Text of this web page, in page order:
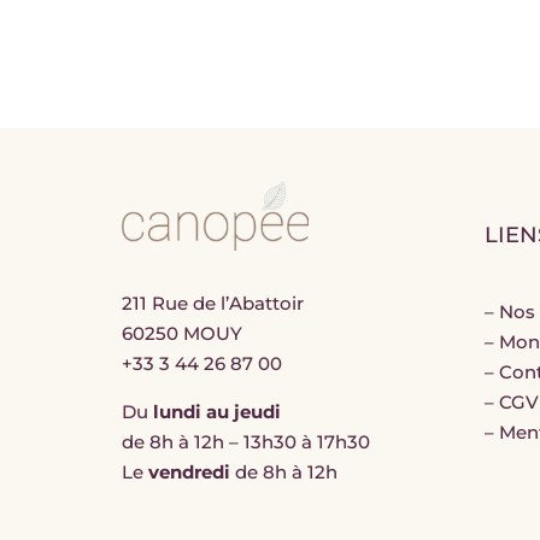
211 Rue de l’Abattoir
60250 MOUY
+33 3 44 26 87 00
Du lundi au jeudi
de 8h à 12h – 13h30 à 17h30
Le vendredi de 8h à 12h
–
–
–
–CGV
–